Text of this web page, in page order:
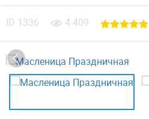
ID 1336 4 409